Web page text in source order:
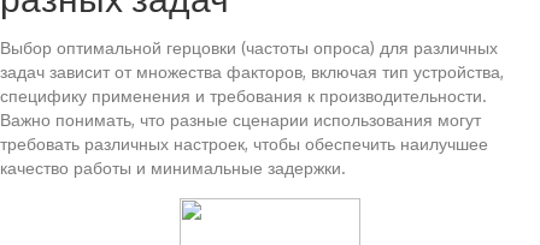
Выбор оптимальной герцовки (частоты опроса) для различных
задач зависит от множества факторов, включая тип устройства,
специфику применения и требования к производительности.
Важно понимать, что разные сценарии использования могут
требовать различных настроек, чтобы обеспечить наилучшее
качество работы и минимальные задержки.